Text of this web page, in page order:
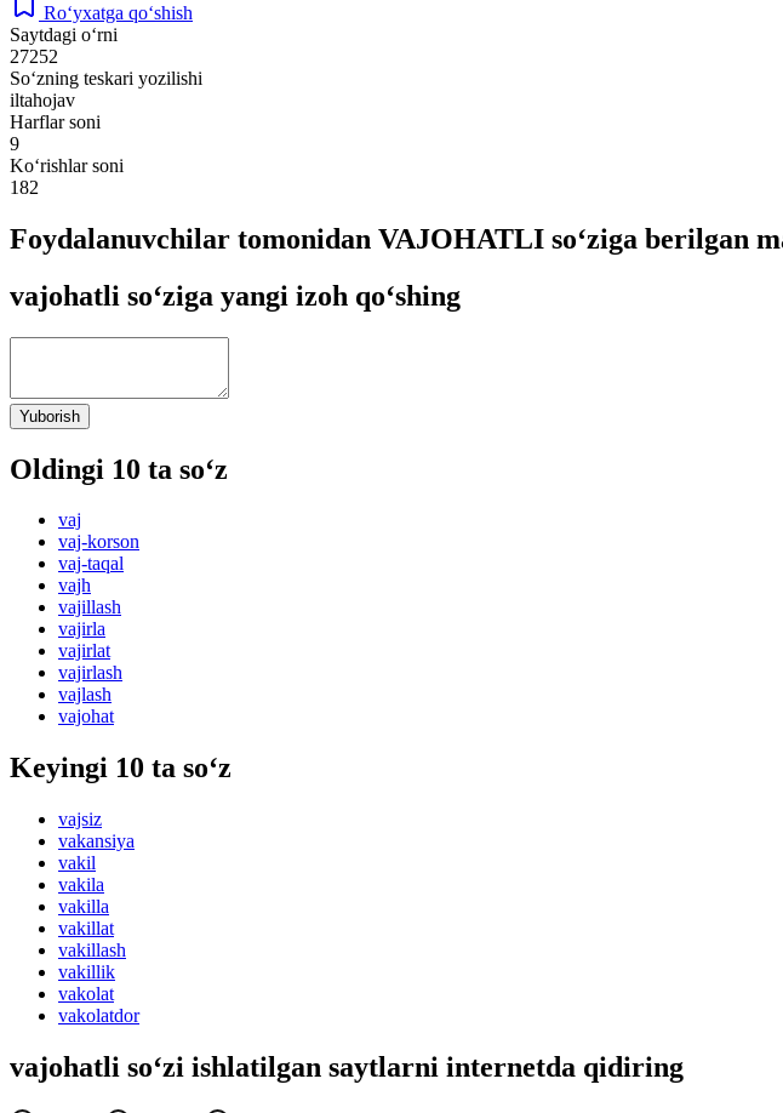
Ro‘yxatga qo‘shish
Saytdagi o‘rni
27252
So‘zning teskari yozilishi
iltahojav
Harflar soni
9
Ko‘rishlar soni
182
Foydalanuvchilar tomonidan VAJOHATLI so‘ziga berilgan
vajohatli so‘ziga yangi izoh qo‘shing
Yuborish
Oldingi 10 ta so‘z
vaj
vaj-korson
vaj-taqal
vajh
vajillash
vajirla
vajirlat
vajirlash
vajlash
vajohat
Keyingi 10 ta so‘z
vajsiz
vakansiya
vakil
vakila
vakilla
vakillat
vakillash
vakillik
vakolat
vakolatdor
vajohatli so‘zi ishlatilgan saytlarni internetda qidiring